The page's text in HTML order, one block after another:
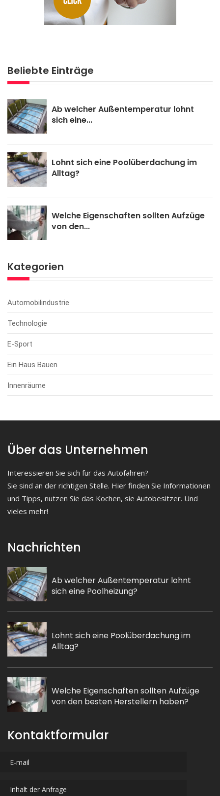
Beliebte Einträge
Ab welcher Außentemperatur lohnt
sich eine...
Lohnt sich eine Poolüberdachung im
Alltag?
Welche Eigenschaften sollten Aufzüge
von den...
Kategorien
Automobilindustrie
Technologie
E-Sport
Ein Haus Bauen
Innenräume
Über das Unternehmen
Interessieren Sie sich für das Autofahren?
Sie sind an der richtigen Stelle. Hier finden Sie Informationen
und Tipps, nutzen Sie das Kochen, sie Autobesitzer. Und
vieles mehr!
Nachrichten
Ab welcher Außentemperatur lohnt
sich eine Poolheizung?
Lohnt sich eine Poolüberdachung im
Alltag?
Welche Eigenschaften sollten Aufzüge
von den besten Herstellern haben?
Kontaktformular